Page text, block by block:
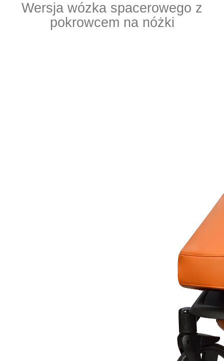
Wersja wózka spacerowego z
pokrowcem na nóżki